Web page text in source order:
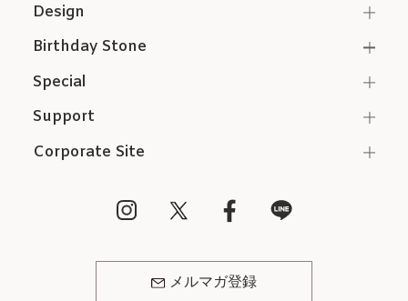
Support
Corporate Site
メルマガ登録
Design
Birthday Stone
Special